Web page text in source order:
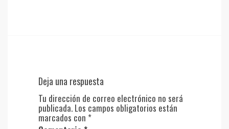
Deja una respuesta
Tu dirección de correo electrónico no será
publicada. Los campos obligatorios están
marcados con *